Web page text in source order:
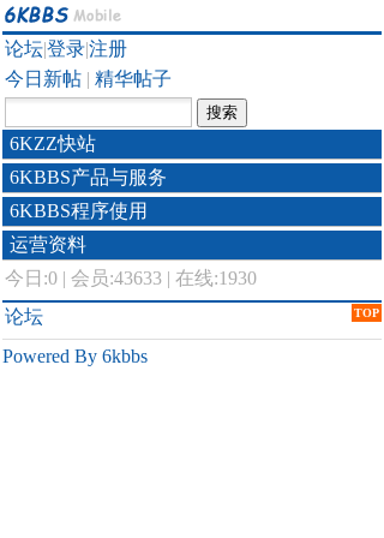
论坛|登录|注册
今日新帖 | 精华帖子
6KZZ快站
6KBBS产品与服务
6KBBS程序使用
运营资料
今日:0 | 会员:43633 | 在线:1930
TOP
论坛
Powered By 6kbbs